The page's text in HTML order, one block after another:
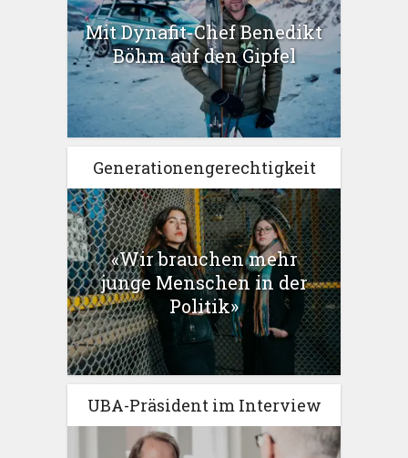
Mit Dynafit-Chef Benedikt
Böhm auf den Gipfel
Generationengerechtigkeit
«Wir brauchen mehr
junge Menschen in der
Politik»
UBA-Präsident im Interview